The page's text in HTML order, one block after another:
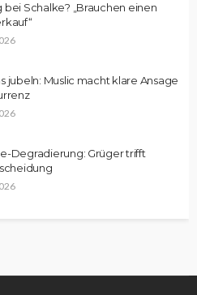
bei Schalke? „Brauchen einen
jubeln: Muslic macht klare Ansage
Degradierung: Grüger trifft